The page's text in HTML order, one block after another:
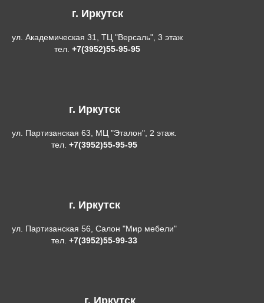
г. Иркутск
ул. Академическая 31, ТЦ "Версаль", 3 этаж
тел. +7(3952)55-95-95
г. Иркутск
ул. Партизанская 63, МЦ "Эталон", 2 этаж.
тел. +7(3952)55-95-95
г. Иркутск
ул. Партизанская 56, Салон "Мир мебели"
тел. +7(3952)55-99-33
г. Иркутск